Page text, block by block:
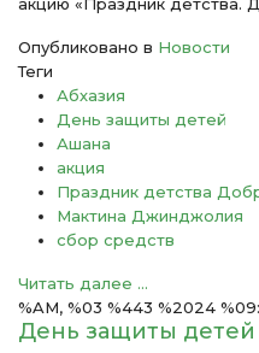
Опубликовано в Новости
Теги
Абхазия
День защиты детей
Ашана
акция
Праздник детства
Мактина Джинджолия
сбор средств
Читать далее ...
%AM, %03 %443 %2024
День защиты детей